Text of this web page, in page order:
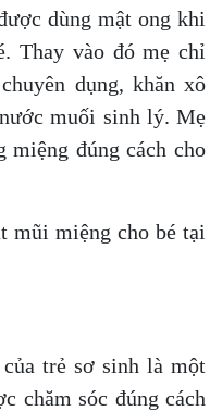
dùng mật ong khi
Thay vào đó mẹ chỉ
dụng, khăn xô
muối sinh lý. Mẹ
miệng đúng cách cho
mũi miệng cho bé tại
trẻ sơ sinh là một
chăm sóc đúng cách